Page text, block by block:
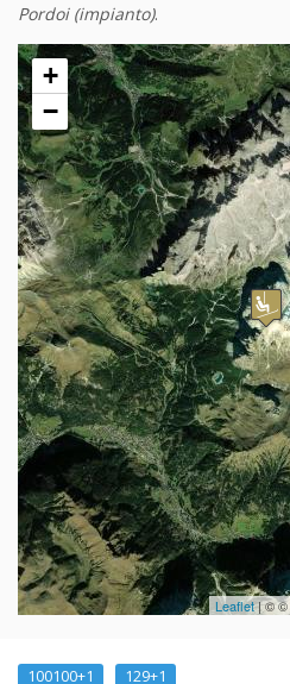
Pordoi (impianto).
+
−
Leaflet| © ©
100100+1 129+1